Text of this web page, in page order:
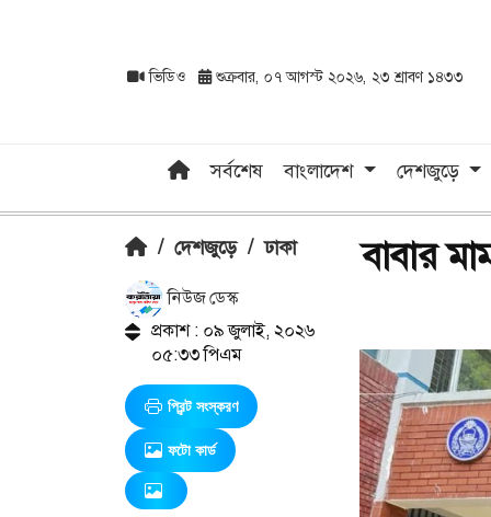
ভিডিও শুক্রবার, ০৭ আগস্ট ২০২৬, ২৩ শ্রাবণ ১৪৩৩
সর্বশেষ বাংলাদেশ দেশজুড়ে
/ দেশজুড়ে / ঢাকা
নিউজ ডেস্ক
প্রকাশ : ০৯ জুলাই, ২০২৬
০৫:৩৩ পিএম
প্রিন্ট সংস্করণ
ফটো কার্ড
বাবার